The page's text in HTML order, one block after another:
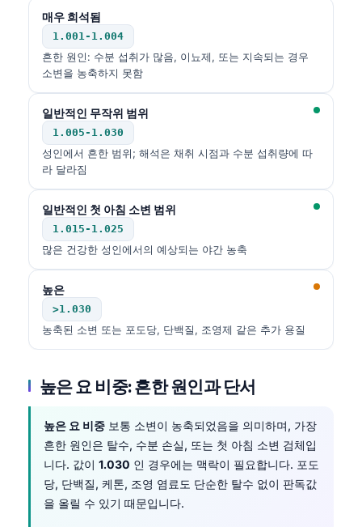
매우 희석됨
1.001-1.004
흔한 원인: 수분 섭취가 많음, 이뇨제, 또는 지속되는 경우
소변을 농축하지 못함
일반적인 무작위 범위
1.005-1.030
성인에서 흔한 범위; 해석은 채취 시점과 수분 섭취량에 따
라 달라짐
일반적인 첫 아침 소변 범위
1.015-1.025
많은 건강한 성인에서의 예상되는 야간 농축
높은
>1.030
농축된 소변 또는 포도당, 단백질, 조영제 같은 추가 용질
높은 요 비중: 흔한 원인과 단서
높은 요 비중 보통 소변이 농축되었음을 의미하며, 가장
흔한 원인은 탈수, 수분 손실, 또는 첫 아침 소변 검체입
니다. 값이 1.030 인 경우에는 맥락이 필요합니다. 포도
당, 단백질, 케톤, 조영 염료도 단순한 탈수 없이 판독값
을 올릴 수 있기 때문입니다.